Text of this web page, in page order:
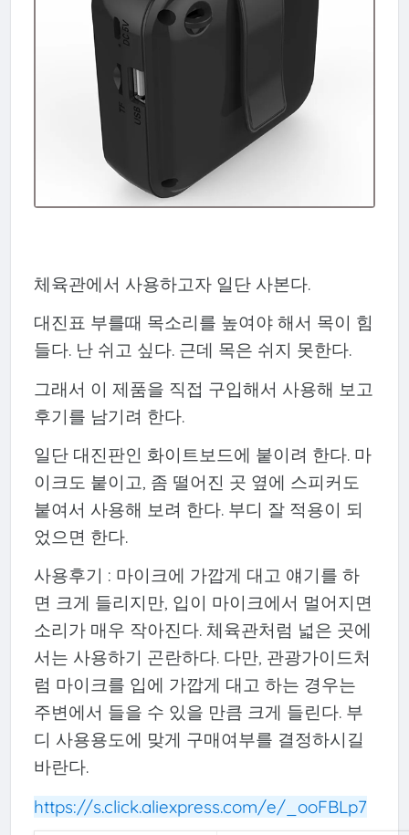
체육관에서 사용하고자 일단 사본다.
대진표 부를때 목소리를 높여야 해서 목이 힘
들다. 난 쉬고 싶다. 근데 목은 쉬지 못한다.
그래서 이 제품을 직접 구입해서 사용해 보고
후기를 남기려 한다.
일단 대진판인 화이트보드에 붙이려 한다. 마
이크도 붙이고, 좀 떨어진 곳 옆에 스피커도
붙여서 사용해 보려 한다. 부디 잘 적용이 되
었으면 한다.
사용후기 : 마이크에 가깝게 대고 얘기를 하
면 크게 들리지만, 입이 마이크에서 멀어지면
소리가 매우 작아진다. 체육관처럼 넓은 곳에
서는 사용하기 곤란하다. 다만, 관광가이드처
럼 마이크를 입에 가깝게 대고 하는 경우는
주변에서 들을 수 있을 만큼 크게 들린다. 부
디 사용용도에 맞게 구매여부를 결정하시길
바란다.
https://s.click.aliexpress.com/e/_ooFBLp7